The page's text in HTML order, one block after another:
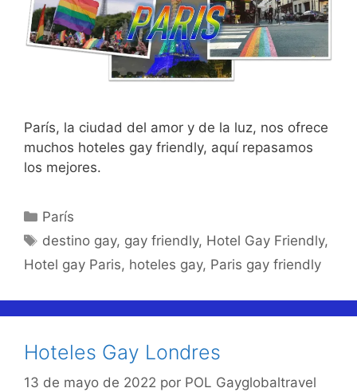
París, la ciudad del amor y de la luz, nos ofrece
muchos hoteles gay friendly, aquí repasamos
los mejores.
Categorías
París
Etiquetas
destino gay, gay friendly, Hotel Gay Friendly,
Hotel gay Paris, hoteles gay, Paris gay friendly
Hoteles Gay Londres
13 de mayo de 2022 por POL Gayglobaltravel